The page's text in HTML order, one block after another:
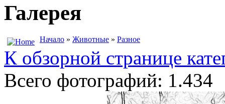
Галерея
Начало » Животные » Разное
К обзорной странице
Всего фотографий: 1.434